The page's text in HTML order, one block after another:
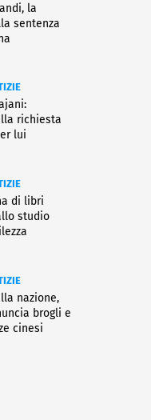
la
sentenza
richiesta
lui
di libri
studio
nazione,
brogli e
cinesi